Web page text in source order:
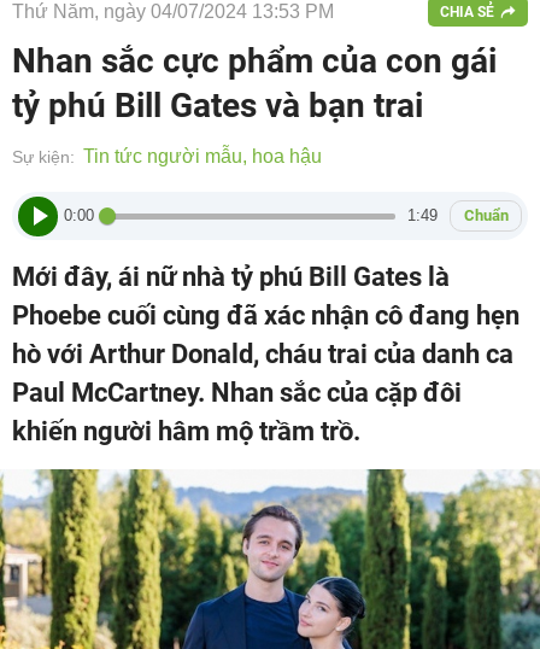
Thứ Năm, ngày 04/07/2024 13:53 PM CHIA SẺ
Nhan sắc cực phẩm của con gái
tỷ phú Bill Gates và bạn trai
Sự kiện: Tin tức người mẫu, hoa hậu
0:00 1:49 Chuẩn
Mới đây, ái nữ nhà tỷ phú Bill Gates là
Phoebe cuối cùng đã xác nhận cô đang hẹn
hò với Arthur Donald, cháu trai của danh ca
Paul McCartney. Nhan sắc của cặp đôi
khiến người hâm mộ trầm trồ.